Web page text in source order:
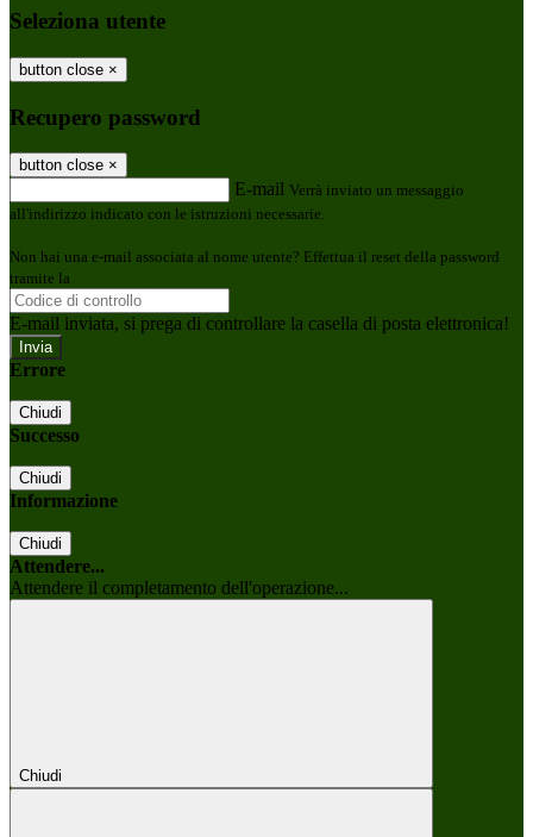
Seleziona utente
button close ×
Recupero password
button close ×
E-mail Verrà inviato un messaggio
all'indirizzo indicato con le istruzioni necessarie.
Non hai una e-mail associata al nome utente? Effettua il reset della password
tramite la
E-mail inviata, si prega di controllare la casella di posta elettronica!
Errore
Chiudi
Successo
Chiudi
Informazione
Chiudi
Attendere...
Attendere il completamento dell'operazione...
Chiudi